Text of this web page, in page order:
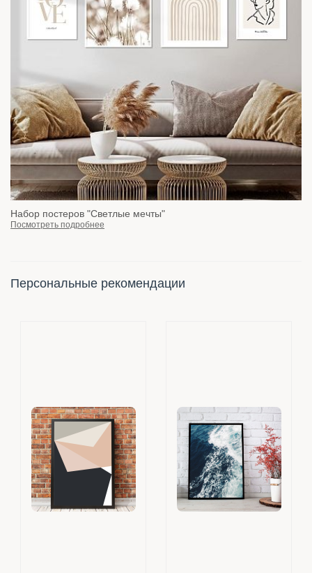
Набор постеров "Светлые мечты"
Посмотреть подробнее
Персональные рекомендации